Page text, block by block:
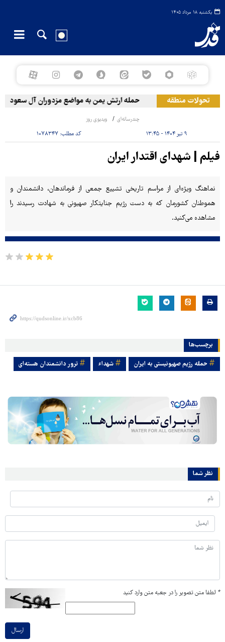
یکشنبه ۱۸ مرداد ۱۴۰۵
تحولات منطقه حمله ارتش یمن به مواضع مزدوران آل سعود
چندرسانه‌ای ویدیوی روز
۹ تیر ۱۴۰۴ - ۱۳:۴۵ کد مطلب:۱۰۷۸۳۴۷
فیلم | شهدای اقتدار ایران
نماهنگ ویژه‌ای از مراسم تاریخی تشییع جمعی از فرماندهان، دانشمندان و
هموطنان کشورمان که به دست رژیم جنایتکار صهیونی به شهادت رسیدند را
مشاهده می‌کنید.
برچسب‌ها
حمله رژیم صهیونیستی به ایران شهداء ترور دانشمندان هسته‌ای
نظر شما
* لطفا متن تصویر را در جعبه متن وارد کنید
ارسال